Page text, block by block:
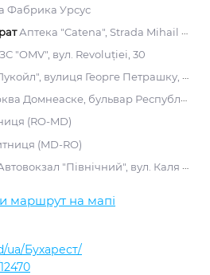
Фабрика Урсус
Аптека "Catena", Strada Mihail Kogalniceanu 3
"OMV", вул. Revoluției, 30
вулиця Георге Петрашку, 104
Домнеаске, бульвар Республіки
(RO-MD)
(MD-RO)
"Північний", вул. Каля Мошілор, 2/1
маршрут на мапі
ua/Бухарест/